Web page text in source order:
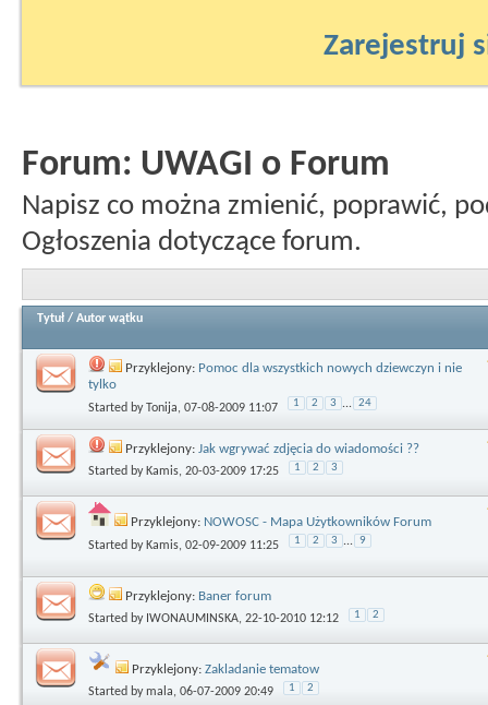
Zarejestruj
Forum: UWAGI o Forum
Napisz co można zmienić, poprawić,
Ogłoszenia dotyczące forum.
Tytuł / Autor wątku
Przyklejony: Pomoc dla wszystkich nowych dziewczyn i nie
tylko
Started byTonija, 07-08-2009 11:07 1 2 3 ... 24
Przyklejony: Jak wgrywać zdjęcia do wiadomości ??
Started by Kamis, 20-03-2009 17:25 1 2 3
Przyklejony: NOWOSC - Mapa Użytkowników Forum
Started by Kamis, 02-09-2009 11:25 1 2 3 ... 9
Przyklejony: Baner forum
Started by IWONAUMINSKA, 22-10-2010 12:12 1 2
Przyklejony: Zakladanie tematow
Started bymala, 06-07-2009 20:49 1 2